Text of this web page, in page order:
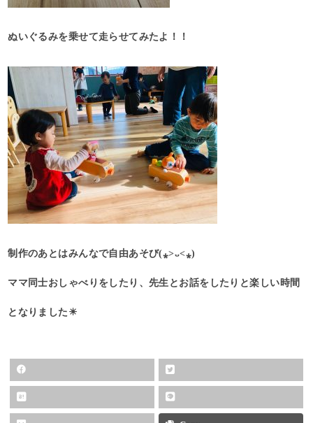
ぬいぐるみを乗せて走らせてみたよ！！
制作のあとはみんなで自由あそび(⁎˃ᴗ˂⁎)
ママ同士おしゃべりをしたり、先生とお話をしたりと楽しい時間
となりました☀︎